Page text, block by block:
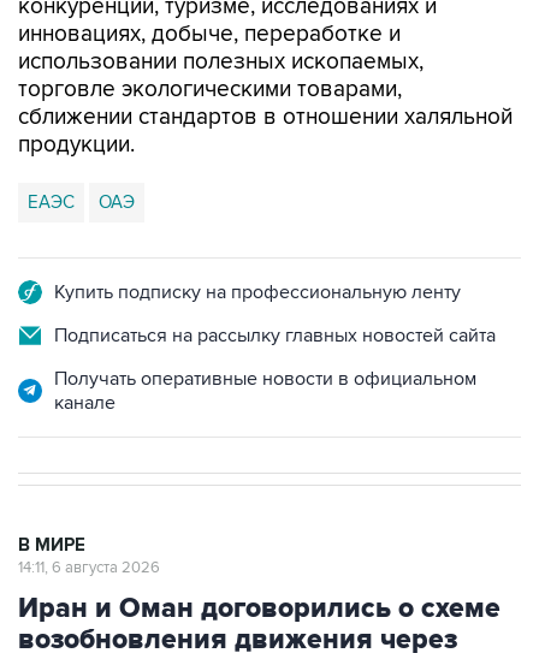
конкуренции, туризме, исследованиях и
инновациях, добыче, переработке и
использовании полезных ископаемых,
торговле экологическими товарами,
сближении стандартов в отношении халяльной
продукции.
ЕАЭС ОАЭ
Купить подписку на профессиональную ленту
Подписаться на рассылку главных новостей сайта
Получать оперативные новости в официальном
канале
В МИРЕ
14:11, 6 августа 2026
Иран и Оман договорились о схеме
возобновления движения через